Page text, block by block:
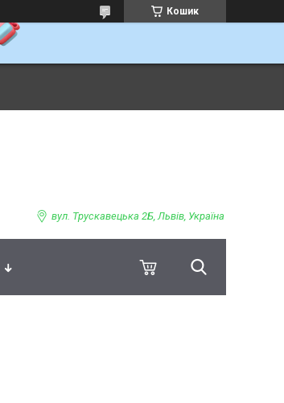
Кошик
вул. Трускавецька 2Б, Львів, Україна